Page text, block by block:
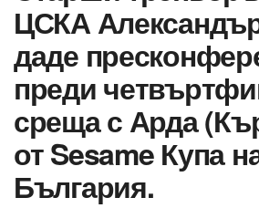
ЦСКА
даде
преди
среща с Арда
от Sesame Купа
България.